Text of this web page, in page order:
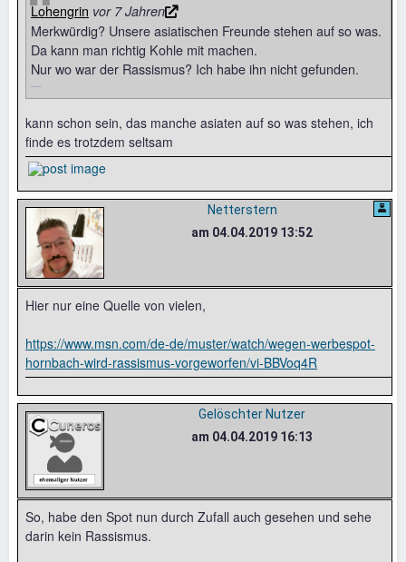
Lohengrin vor 7 Jahren
Merkwürdig? Unsere asiatischen Freunde stehen auf so was.
Da kann man richtig Kohle mit machen.
Nur wo war der Rassismus? Ich habe ihn nicht gefunden.
kann schon sein, das manche asiaten auf so was stehen, ich
finde es trotzdem seltsam
Netterstern
am 04.04.2019 13:52
Hier nur eine Quelle von vielen,
https://www.msn.com/de-de/muster/watch/wegen-werbespot-
hornbach-wird-rassismus-vorgeworfen/vi-BBVoq4R
Gelöschter Nutzer
am 04.04.2019 16:13
So, habe den Spot nun durch Zufall auch gesehen und sehe
darin kein Rassismus.